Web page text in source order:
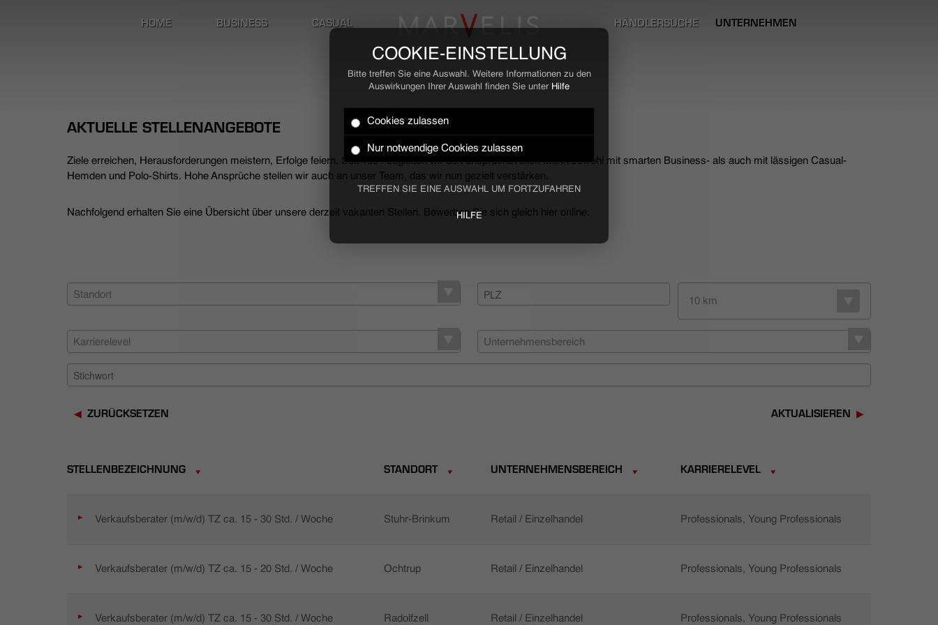
COOKIE-EINSTELLUNG
Bitte treffen Sie eine Auswahl. Weitere Informationen zu den
Auswirkungen Ihrer Auswahl finden Sie unter Hilfe
Cookies zulassen
Nur notwendige Cookies zulassen
TREFFEN SIE EINE AUSWAHL UM FORTZUFAHREN
HILFE
HOME BUSINESS CASUAL UNTERNEHMEN
HÄNDLERSUCHE
AKTUELLE STELLENANGEBOTE
Ziele erreichen, Herausforderungen meistern, Erfolge feiern. Seit 1994 begleiten wir den anspruchsvollen Mann sowohl mit smarten Business- als auch mit lässigen Casual-
Hemden und Polo-Shirts. Hohe Ansprüche stellen wir auch an unser Team, das wir nun gezielt verstärken.
Nachfolgend erhalten Sie eine Übersicht über unsere derzeit vakanten Stellen. Bewerben Sie sich gleich hier online.
Standort
10 km
Karrierelevel Unternehmensbereich
ZURÜCKSETZEN AKTUALISIEREN
STELLENBEZEICHNUNG STANDORT UNTERNEHMENSBEREICH KARRIERELEVEL
Verkaufsberater (m/w/d) TZ ca. 15 - 30 Std. / Woche Stuhr-Brinkum Retail / Einzelhandel Professionals, Young Professionals
Verkaufsberater (m/w/d) TZ ca. 15 - 20 Std. / Woche Ochtrup Retail / Einzelhandel Professionals, Young Professionals
Verkaufsberater (m/w/d) TZ ca. 15 - 30 Std. / Woche Radolfzell Retail / Einzelhandel Professionals, Young Professionals